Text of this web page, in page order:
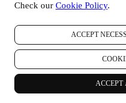
Check our Cookie Policy.
ACCEPT
ACCEPT
(par exemple les
la visite, les visites
recueillies pendant vos
un utilisateur enregistré
journaux ou des
» ou autre technologie
mails) (pour plus
le biais de cookies,